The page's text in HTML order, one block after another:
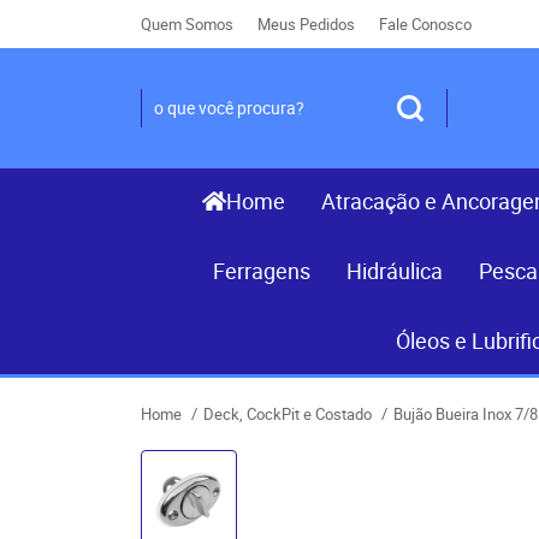
Quem Somos Meus Pedidos Fale Conosco
Home Atracação e
Ferragens Hidráulica Pesca
Óleos e
Home Deck, CockPit e Costado Bujão Bueira Inox 7/8